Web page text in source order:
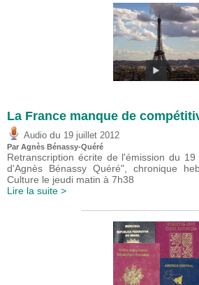
La France manque de
Audio du 19 juillet 2012
Par Agnès Bénassy-Quéré
Retranscription écrite de l'émission du
d'Agnès Bénassy Quéré", chronique
Culture le jeudi matin à 7h38
Lire la suite >